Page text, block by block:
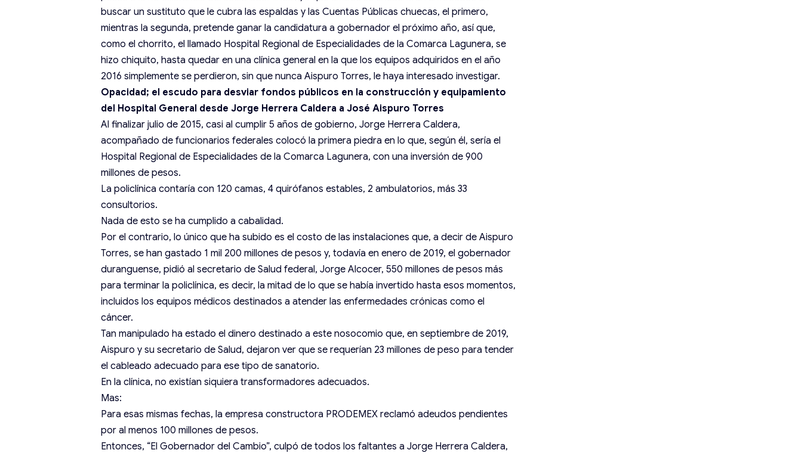
buscar un sustituto que le cubra las espaldas y las Cuentas Públicas chuecas, el primero,
mientras la segunda, pretende ganar la candidatura a gobernador el próximo año, así que,
como el chorrito, el llamado Hospital Regional de Especialidades de la Comarca Lagunera, se
hizo chiquito, hasta quedar en una clínica general en la que los equipos adquiridos en el año
2016 simplemente se perdieron, sin que nunca Aispuro Torres, le haya interesado investigar.
Opacidad; el escudo para desviar fondos públicos en la construcción y equipamiento
del Hospital General desde Jorge Herrera Caldera a José Aispuro Torres
Al finalizar julio de 2015, casi al cumplir 5 años de gobierno, Jorge Herrera Caldera,
acompañado de funcionarios federales colocó la primera piedra en lo que, según él, sería el
Hospital Regional de Especialidades de la Comarca Lagunera, con una inversión de 900
millones de pesos.
La policlínica contaría con 120 camas, 4 quirófanos estables, 2 ambulatorios, más 33
consultorios.
Nada de esto se ha cumplido a cabalidad.
Por el contrario, lo único que ha subido es el costo de las instalaciones que, a decir de Aispuro
Torres, se han gastado 1 mil 200 millones de pesos y, todavía en enero de 2019, el gobernador
duranguense, pidió al secretario de Salud federal, Jorge Alcocer, 550 millones de pesos más
para terminar la policlínica, es decir, la mitad de lo que se había invertido hasta esos momentos,
incluidos los equipos médicos destinados a atender las enfermedades crónicas como el
cáncer.
Tan manipulado ha estado el dinero destinado a este nosocomio que, en septiembre de 2019,
Aispuro y su secretario de Salud, dejaron ver que se requerían 23 millones de peso para tender
el cableado adecuado para ese tipo de sanatorio.
En la clínica, no existían siquiera transformadores adecuados.
Mas:
Para esas mismas fechas, la empresa constructora PRODEMEX reclamó adeudos pendientes
por al menos 100 millones de pesos.
Entonces, “El Gobernador del Cambio”, culpó de todos los faltantes a Jorge Herrera Caldera,